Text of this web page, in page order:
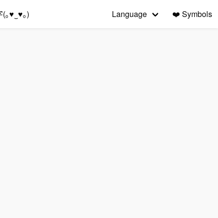
(｡♥‿♥｡) Language ❤️ Symbols